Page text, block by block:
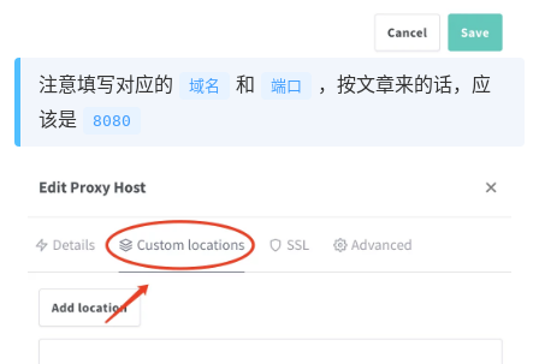
注意填写对应的 域名 和 端口
，按文章来的话，应
该是
8080